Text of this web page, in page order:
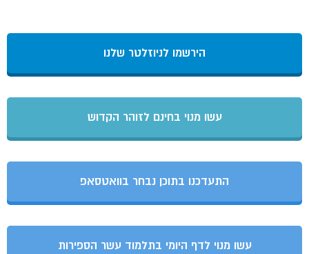
הירשמו לניוזלטר שלנו
עשו מנוי בחינם לזוהר הקדוש
התעדכנו בתוכן נבחר בוואטסאפ
עשו מנוי לדף היומי בתלמוד עשר הספירות